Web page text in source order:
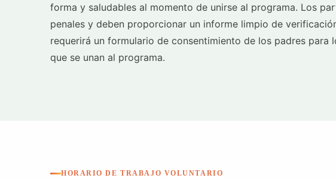
forma y saludables al momento de unirse al programa. Los
penales y deben proporcionar un informe limpio de
requerirá un formulario de consentimiento de los padres para
que se unan al programa.
HORARIO DE TRABAJO VOLUNTARIO